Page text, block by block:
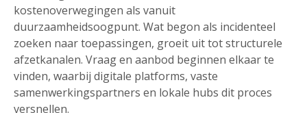
kostenoverwegingen als vanuit
duurzaamheidsoogpunt. Wat begon als incidenteel
zoeken naar toepassingen, groeit uit tot structurele
afzetkanalen. Vraag en aanbod beginnen elkaar te
vinden, waarbij digitale platforms, vaste
samenwerkingspartners en lokale hubs dit proces
versnellen.